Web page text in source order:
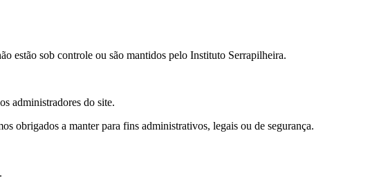
estão sob controle ou são mantidos pelo Instituto Serrapilheira.
administradores do site.
obrigados a manter para fins administrativos, legais ou de segurança.